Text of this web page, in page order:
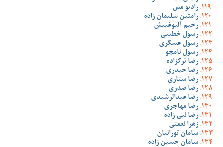
رادیو مس
رامتین سلیمان زاده
رحیم آلبوغبیش
رسول خطیبی
رسول عسگری
رسول نامجو
رضا ترکزاده
رضا حیدری
رضا ستاری
رضا صدری
رضا عبدالرشیدی
رضا مهاجری
رضا نبی زاده
زهرا نعمتی
سامان تورانیان
سامان حسین زاده